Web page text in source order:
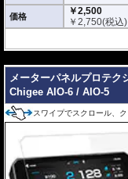
ニングクロス、細かい埃も
仕上げるスキージがセット
またこのフィルムは多少の
優れもの。満足のいく取付
シリコーン系粘着材を採
を剥がせば、元通りの状態
価格
￥2,500
￥2,750(税込)
メーターパネルプロテク
Chigee AIO-6 / AIO-5
スワイプでスクロール、